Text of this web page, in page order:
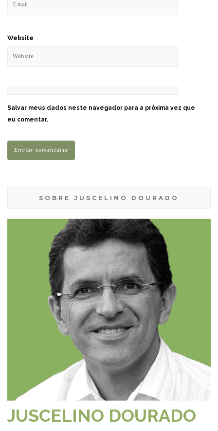
Website
Salvar meus dados neste navegador para a próxima vez que
eu comentar.
SOBRE JUSCELINO DOURADO
JUSCELINO DOURADO